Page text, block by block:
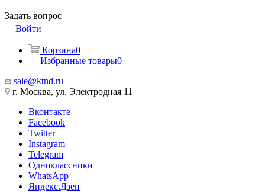
Задать вопрос
Войти
Корзина0
Избранные товары0
sale@ktnd.ru
г. Москва, ул. Электродная 11
Вконтакте
Facebook
Twitter
Instagram
Telegram
Одноклассники
WhatsApp
Яндекс.Дзен